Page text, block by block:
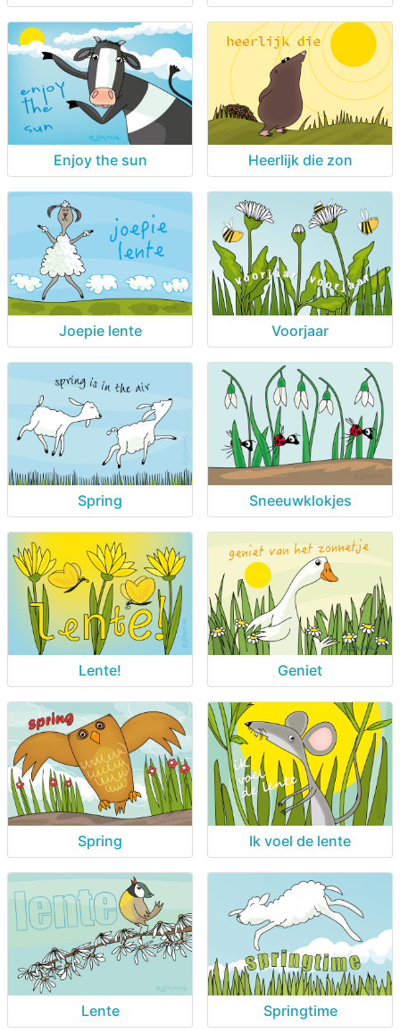
Enjoy the sun Heerlijk die zon
Joepie lente Voorjaar
Spring Sneeuwklokjes
Lente! Geniet
Spring Ik voel de lente
Lente Springtime